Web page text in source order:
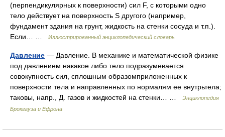
(перпендикулярных к поверхности) сил F, с которыми одно
тело действует на поверхность S другого (например,
фундамент здания на грунт, жидкость на стенки сосуда и т.п.).
Если… …
Иллюстрированный энциклопедический словарь
Давление — Давление. В механике и математической физике
под давлением накакое либо тело подразумевается
совокупность сил, сплошным образомприложенных к
поверхности тела и направленных по нормалям ее внутрьтела;
таковы, напр., Д. газов и жидкостей на стенки… …
Энциклопедия
Брокгауза и Ефрона